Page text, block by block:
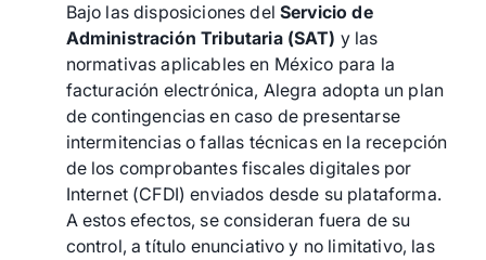
Bajo las disposiciones del Servicio de
Administración Tributaria (SAT) y las
normativas aplicables en México para la
facturación electrónica, Alegra adopta un plan
de contingencias en caso de presentarse
intermitencias o fallas técnicas en la recepción
de los comprobantes fiscales digitales por
Internet (CFDI) enviados desde su plataforma.
A estos efectos, se consideran fuera de su
control, a título enunciativo y no limitativo, las